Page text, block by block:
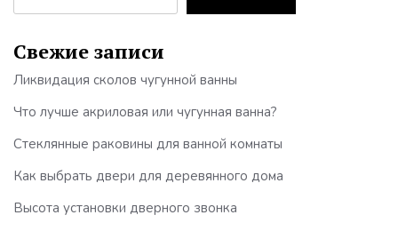
Свежие записи
Ликвидация сколов чугунной ванны
Что лучше акриловая или чугунная ванна?
Стеклянные раковины для ванной комнаты
Как выбрать двери для деревянного дома
Высота установки дверного звонка